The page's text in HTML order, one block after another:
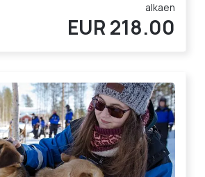
alkaen
EUR 218.00